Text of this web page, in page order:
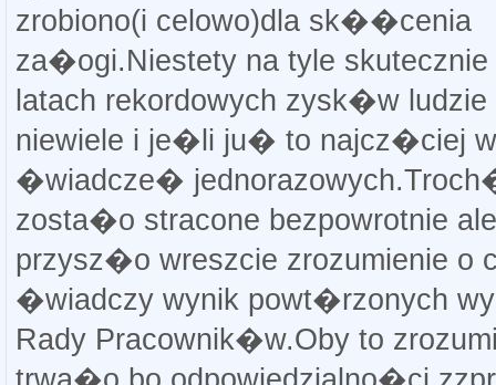
zrobiono(i celowo)dla sk��cenia
za�ogi.Niestety na tyle skutecznie
latach rekordowych zysk�w ludzie
niewiele i je�li ju� to najcz�ciej
�wiadcze�
zosta�o stracone bezpowrotnie
przysz�o wreszcie zrozumienie o
�wiadczy wynik powt�rzonych
Rady Pracownik�w.Oby to